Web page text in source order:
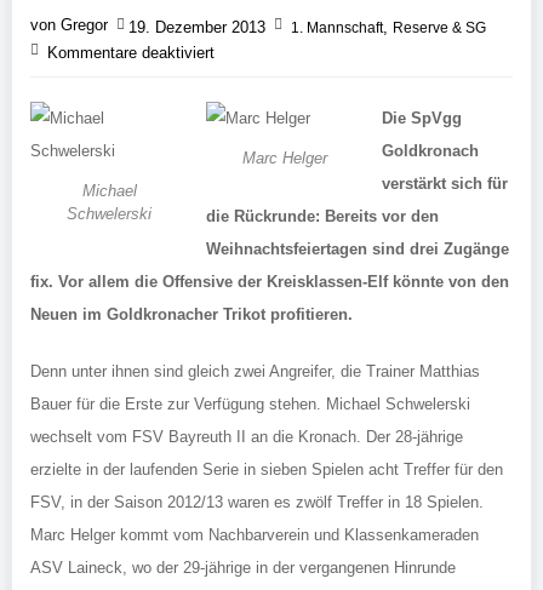
von Gregor 19. Dezember 2013 1. Mannschaft, Reserve & SG
Kommentare deaktiviert
Michael
Schwelerski
Marc Helger
Die SpVgg
Goldkronach
verstärkt sich für
die Rückrunde: Bereits vor den
Weihnachtsfeiertagen sind drei Zugänge
fix. Vor allem die Offensive der Kreisklassen-Elf könnte von den
Neuen im Goldkronacher Trikot profitieren.
Denn unter ihnen sind gleich zwei Angreifer, die Trainer Matthias
Bauer für die Erste zur Verfügung stehen. Michael Schwelerski
wechselt vom FSV Bayreuth II an die Kronach. Der 28-jährige
erzielte in der laufenden Serie in sieben Spielen acht Treffer für den
FSV, in der Saison 2012/13 waren es zwölf Treffer in 18 Spielen.
Marc Helger kommt vom Nachbarverein und Klassenkameraden
ASV Laineck, wo der 29-jährige in der vergangenen Hinrunde